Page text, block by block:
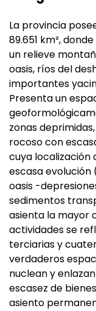
La provincia
89.651 km²,
un relieve
oasis, ríos del
importantes
Presenta un
zonas
rocoso con
cuya localización
escasa
oasis -
sedimentos
asienta la mayor
actividades se
terciarias y
verdaderos
nuclean y
escasez de
asiento